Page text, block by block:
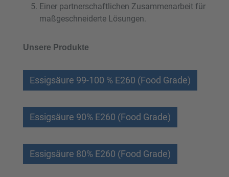
Einer partnerschaftlichen Zusammenarbeit für
maßgeschneiderte Lösungen.
Unsere Produkte
Essigsäure 99-100 % E260 (Food Grade)
Essigsäure 90% E260 (Food Grade)
Essigsäure 80% E260 (Food Grade)